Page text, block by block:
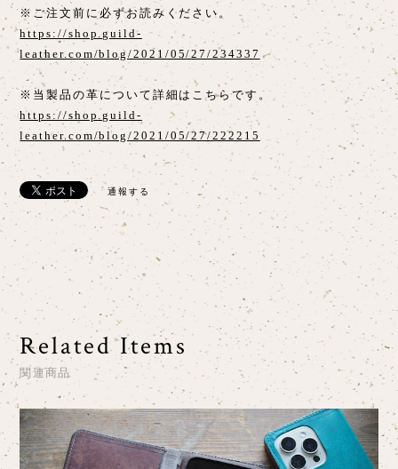
※ご注文前に必ずお読みください。
https://shop.guild-
leather.com/blog/2021/05/27/234337
※当製品の革について詳細はこちらです。
https://shop.guild-
leather.com/blog/2021/05/27/222215
通報する
Related Items
関連商品